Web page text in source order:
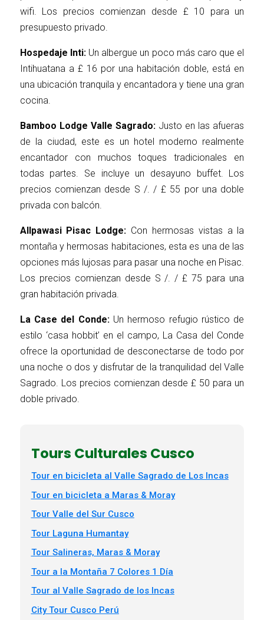
wifi. Los precios comienzan desde £ 10 para un
presupuesto privado.
Hospedaje Inti:Un albergue un poco más caro que el
Intihuatana a £ 16 por una habitación doble, está en
una ubicación tranquila y encantadora y tiene una gran
cocina.
Bamboo Lodge Valle Sagrado:Justo en las afueras
de la ciudad, este es un hotel moderno realmente
encantador con muchos toques tradicionales en
todas partes. Se incluye un desayuno buffet. Los
precios comienzan desde S /. / £ 55 por una doble
privada con balcón.
Allpawasi Pisac Lodge: Con hermosas vistas a la
montaña y hermosas habitaciones, esta es una de las
opciones más lujosas para pasar una noche en Pisac.
Los precios comienzan desde S /. / £ 75 para una
gran habitación privada.
La Case del Conde:Un hermoso refugio rústico de
estilo ‘casa hobbit’ en el campo, La Casa del Conde
ofrece la oportunidad de desconectarse de todo por
una noche o dos y disfrutar de la tranquilidad del Valle
Sagrado. Los precios comienzan desde £ 50 para un
doble privado.
Tours Culturales Cusco
Tour en bicicleta al Valle Sagrado de Los Incas
Tour en bicicleta a Maras & Moray
Tour Valle del Sur Cusco
Tour Laguna Humantay
Tour Salineras, Maras & Moray
Tour a la Montaña 7 Colores 1 Día
Tour al Valle Sagrado de los Incas
City Tour Cusco Perú